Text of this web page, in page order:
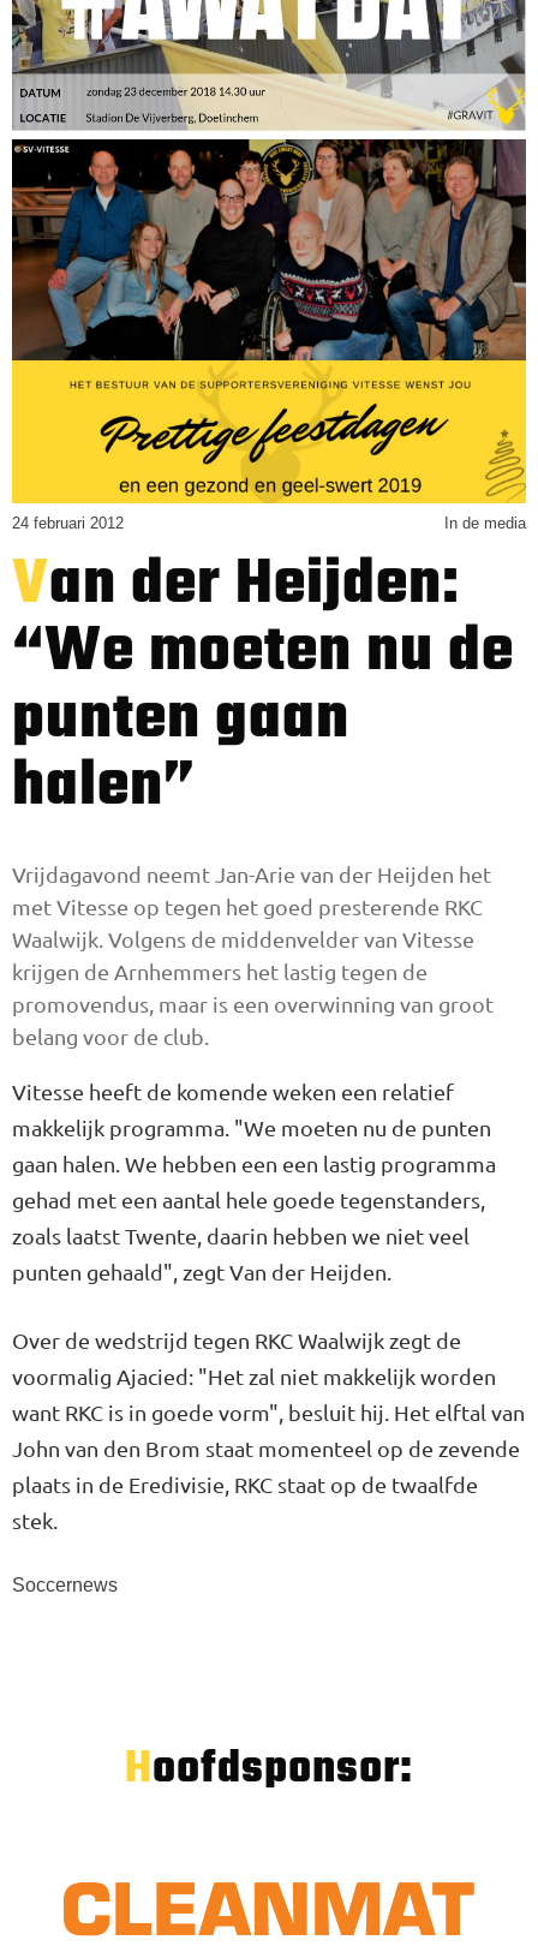
24 februari 2012 In de media
Van der Heijden:
“We moeten nu de
punten gaan
halen”
Vrijdagavond neemt Jan-Arie van der Heijden het
met Vitesse op tegen het goed presterende RKC
Waalwijk. Volgens de middenvelder van Vitesse
krijgen de Arnhemmers het lastig tegen de
promovendus, maar is een overwinning van groot
belang voor de club.
Vitesse heeft de komende weken een relatief
makkelijk programma. "We moeten nu de punten
gaan halen. We hebben een een lastig programma
gehad met een aantal hele goede tegenstanders,
zoals laatst Twente, daarin hebben we niet veel
punten gehaald", zegt Van der Heijden.
Over de wedstrijd tegen RKC Waalwijk zegt de
voormalig Ajacied: "Het zal niet makkelijk worden
want RKC is in goede vorm", besluit hij. Het elftal van
John van den Brom staat momenteel op de zevende
plaats in de Eredivisie, RKC staat op de twaalfde
stek.
Soccernews
Hoofdsponsor: